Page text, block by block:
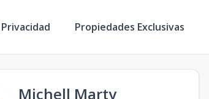
Propiedades Exclusivas
Michell Marty